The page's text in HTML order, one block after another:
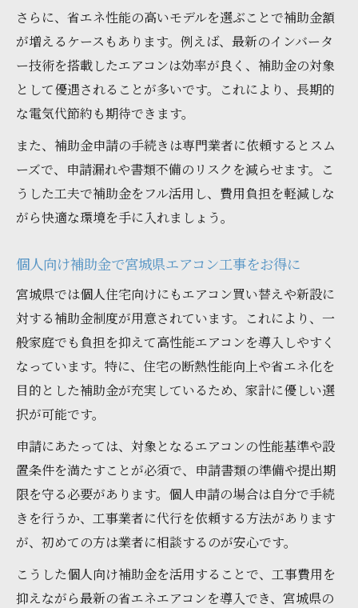
さらに、省エネ性能の高いモデルを選ぶことで補助金額
が増えるケースもあります。例えば、最新のインバータ
ー技術を搭載したエアコンは効率が良く、補助金の対象
として優遇されることが多いです。これにより、長期的
な電気代節約も期待できます。
また、補助金申請の手続きは専門業者に依頼するとスム
ーズで、申請漏れや書類不備のリスクを減らせます。こ
うした工夫で補助金をフル活用し、費用負担を軽減しな
がら快適な環境を手に入れましょう。
個人向け補助金で宮城県エアコン工事をお得に
宮城県では個人住宅向けにもエアコン買い替えや新設に
対する補助金制度が用意されています。これにより、一
般家庭でも負担を抑えて高性能エアコンを導入しやすく
なっています。特に、住宅の断熱性能向上や省エネ化を
目的とした補助金が充実しているため、家計に優しい選
択が可能です。
申請にあたっては、対象となるエアコンの性能基準や設
置条件を満たすことが必須で、申請書類の準備や提出期
限を守る必要があります。個人申請の場合は自分で手続
きを行うか、工事業者に代行を依頼する方法があります
が、初めての方は業者に相談するのが安心です。
こうした個人向け補助金を活用することで、工事費用を
抑えながら最新の省エネエアコンを導入でき、宮城県の